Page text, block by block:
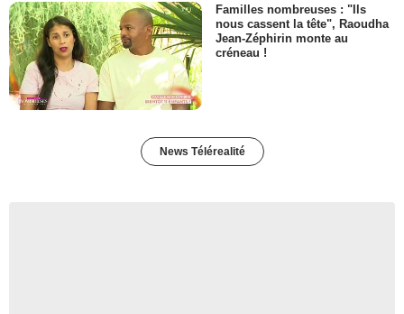
Familles nombreuses : "Ils
nous cassent la tête", Raoudha
Jean-Zéphirin monte au
créneau !
News Télérealité